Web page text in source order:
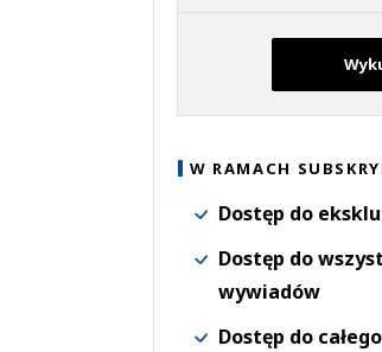
W RAMACH
Dostęp do
Dostęp do
wywiadów
Dostęp do